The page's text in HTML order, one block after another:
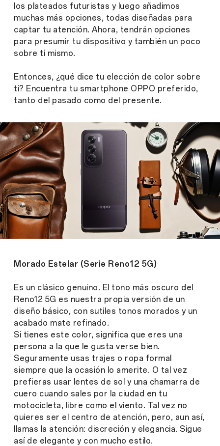
los plateados futuristas y luego añadimos
muchas más opciones, todas diseñadas para
captar tu atención. Ahora, tendrán opciones
para presumir tu dispositivo y también un poco
sobre ti mismo.
Entonces, ¿qué dice tu elección de color sobre
ti? Encuentra tu smartphone OPPO preferido,
tanto del pasado como del presente.
Morado Estelar (Serie Reno12 5G)
Es un clásico genuino. El tono más oscuro del
Reno12 5G es nuestra propia versión de un
diseño básico, con sutiles tonos morados y un
acabado mate refinado.
Si tienes este color, significa que eres una
persona a la que le gusta verse bien.
Seguramente usas trajes o ropa formal
siempre que la ocasión lo amerite. O tal vez
prefieras usar lentes de sol y una chamarra de
cuero cuando sales por la ciudad en tu
motocicleta, libre como el viento. Tal vez no
quieres ser el centro de atención, pero, aun así,
llamas la atención: discreción y elegancia. Sigue
así de elegante y con mucho estilo.